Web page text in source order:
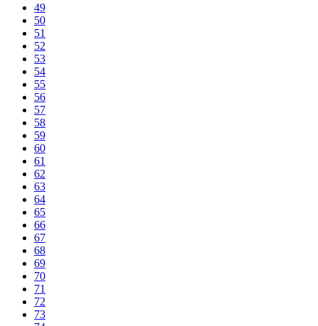
49
50
51
52
53
54
55
56
57
58
59
60
61
62
63
64
65
66
67
68
69
70
71
72
73